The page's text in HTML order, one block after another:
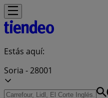
Estás aquí:
Soria - 28001